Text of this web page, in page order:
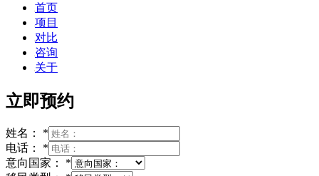
首页
项目
对比
咨询
关于
立即预约
姓名： *
电话： *
意向国家： *